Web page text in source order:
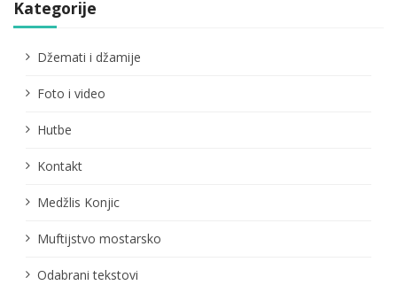
Kategorije
Džemati i džamije
Foto i video
Hutbe
Kontakt
Medžlis Konjic
Muftijstvo mostarsko
Odabrani tekstovi